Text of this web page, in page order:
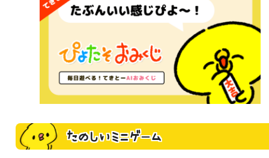
たのしいミニゲーム